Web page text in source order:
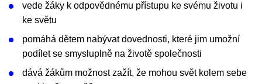
vede žáky k odpovědnému přístupu ke svému životu i
ke světu
pomáhá dětem nabývat dovednosti, které jim umožní
podílet se smysluplně na životě společnosti
dává žákům možnost zažít, že mohou svět kolem sebe